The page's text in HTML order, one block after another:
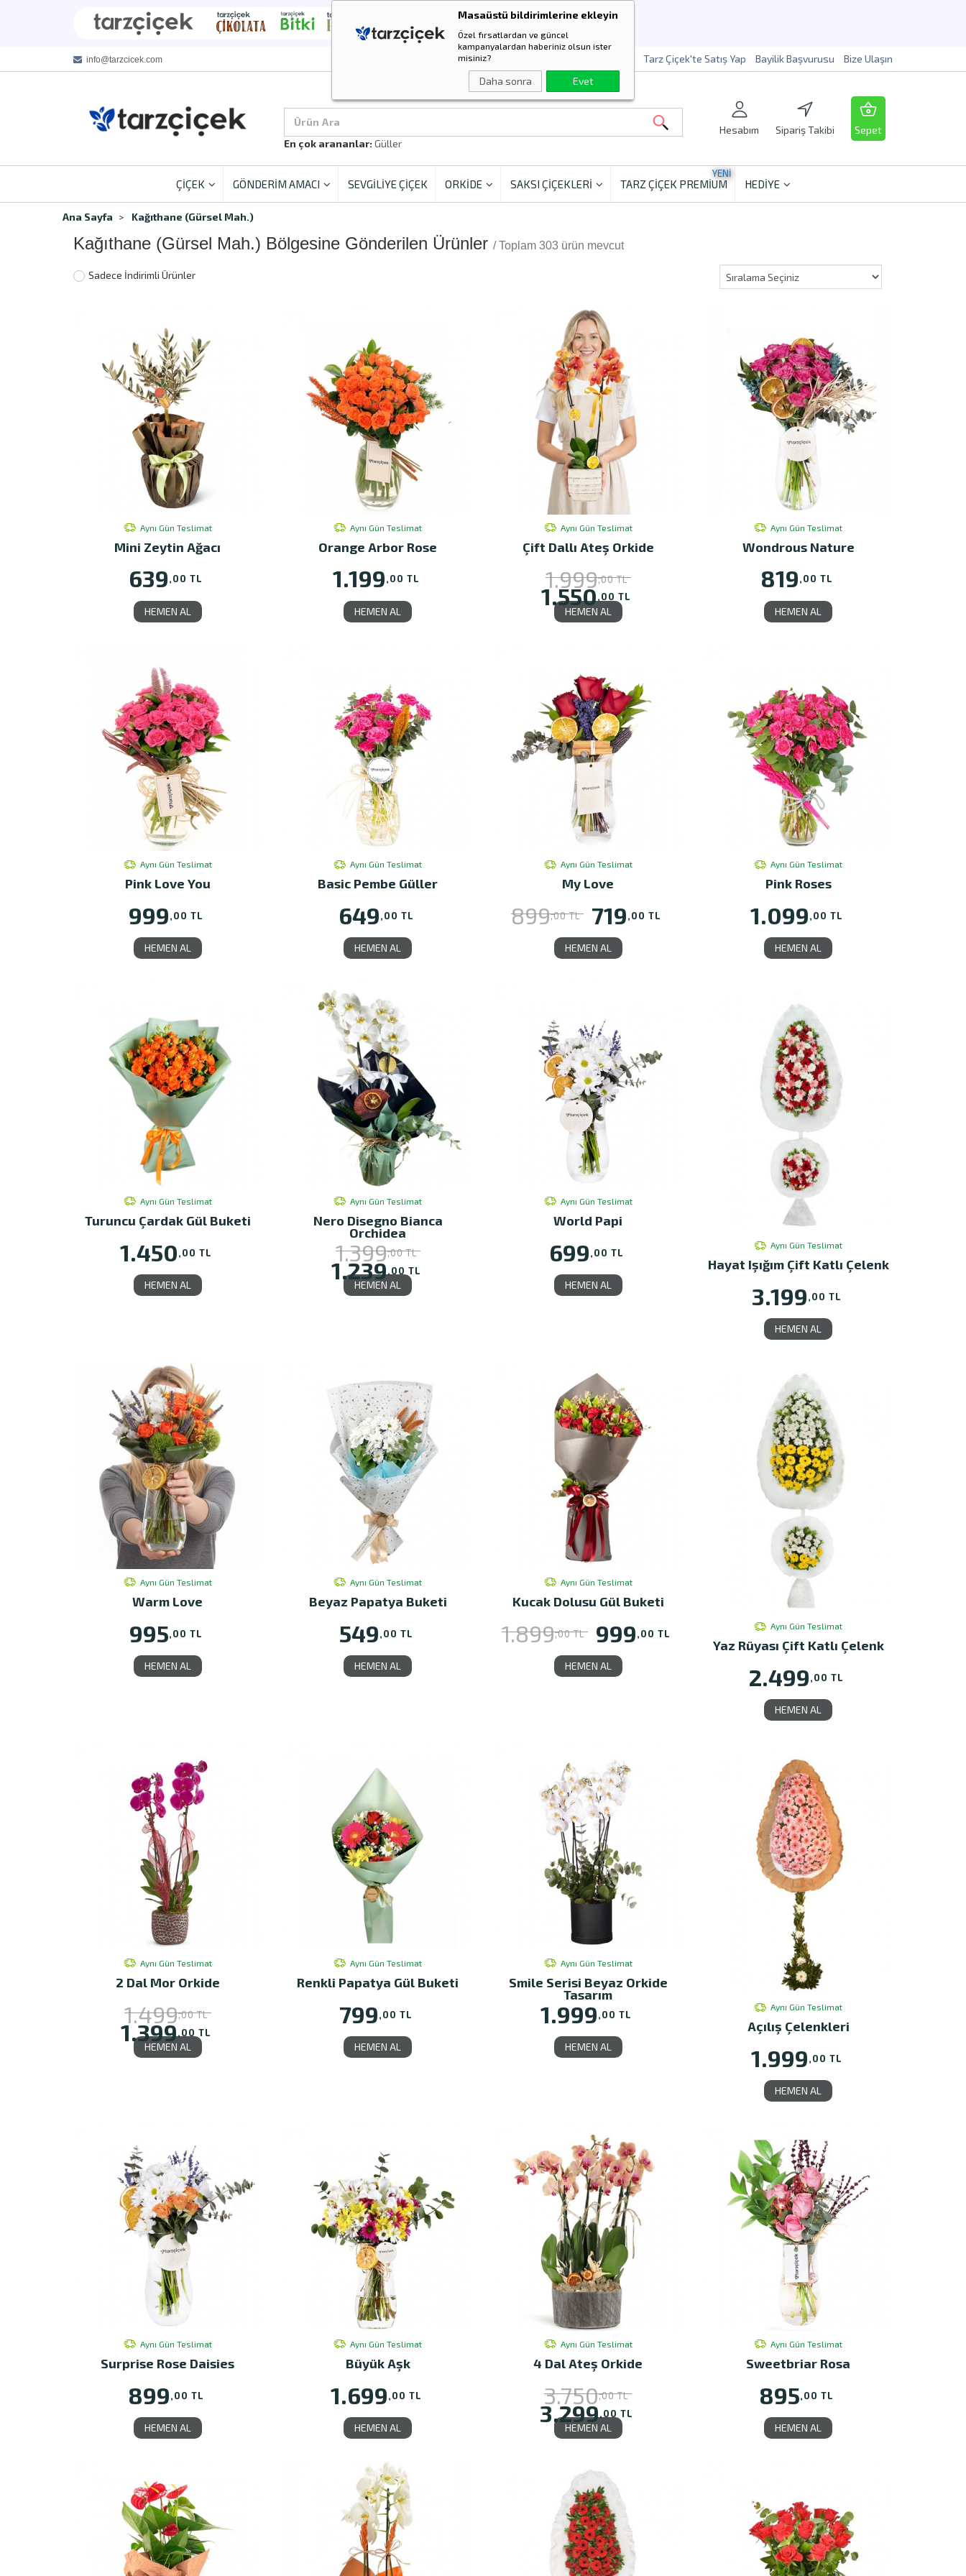
Masaüstü bildirimlerine ekleyin
Özel fırsatlardan ve güncel
kampanyalardan haberiniz olsun ister
misiniz?
Daha sonra Evet
info@tarzcicek.com Tarz Çiçek'te Satış Yap Bayilik Başvurusu Bize Ulaşın
Ürün Ara
En çok arananlar: Güller
Hesabım Sipariş Takibi Sepet
ÇİÇEK GÖNDERİM AMACI SEVGİLİYE ÇİÇEK ORKİDE SAKSI ÇİÇEKLERİ TARZ ÇİÇEK PREMİUM
YENİ
HEDİYE
Ana Sayfa Kağıthane (Gürsel Mah.)
Kağıthane (Gürsel Mah.) Bölgesine Gönderilen Ürünler / Toplam 303 ürün mevcut
Sadece İndirimli Ürünler
Aynı Gün Teslimat
Mini Zeytin Ağacı
639,00 TL
HEMEN AL
Aynı Gün Teslimat
Orange Arbor Rose
1.199,00 TL
HEMEN AL
Aynı Gün Teslimat
Çift Dallı Ateş Orkide
1.999,00 TL
1.550,00 TL
HEMEN AL
Aynı Gün Teslimat
Wondrous Nature
819,00 TL
HEMEN AL
Aynı Gün Teslimat
Pink Love You
999,00 TL
HEMEN AL
Aynı Gün Teslimat
Basic Pembe Güller
649,00 TL
HEMEN AL
Aynı Gün Teslimat
My Love
899,00 TL 719,00 TL
HEMEN AL
Aynı Gün Teslimat
Pink Roses
1.099,00 TL
HEMEN AL
Aynı Gün Teslimat
Turuncu Çardak Gül Buketi
1.450,00 TL
HEMEN AL
Aynı Gün Teslimat
Nero Disegno Bianca
Orchidea
1.399,00 TL
1.239,00 TL
HEMEN AL
Aynı Gün Teslimat
World Papi
699,00 TL
HEMEN AL
Aynı Gün Teslimat
Hayat Işığım Çift Katlı Çelenk
3.199,00 TL
HEMEN AL
Aynı Gün Teslimat
Warm Love
995,00 TL
HEMEN AL
Aynı Gün Teslimat
Beyaz Papatya Buketi
549,00 TL
HEMEN AL
Aynı Gün Teslimat
Kucak Dolusu Gül Buketi
1.899,00 TL 999,00 TL
HEMEN AL
Aynı Gün Teslimat
Yaz Rüyası Çift Katlı Çelenk
2.499,00 TL
HEMEN AL
Aynı Gün Teslimat
2 Dal Mor Orkide
1.499,00 TL
1.399,00 TL
HEMEN AL
Aynı Gün Teslimat
Renkli Papatya Gül Buketi
799,00 TL
HEMEN AL
Aynı Gün Teslimat
Smile Serisi Beyaz Orkide
Tasarım
1.999,00 TL
HEMEN AL
Aynı Gün Teslimat
Açılış Çelenkleri
1.999,00 TL
HEMEN AL
Aynı Gün Teslimat
Surprise Rose Daisies
899,00 TL
HEMEN AL
Aynı Gün Teslimat
Büyük Aşk
1.699,00 TL
HEMEN AL
Aynı Gün Teslimat
4 Dal Ateş Orkide
3.750,00 TL
3.299,00 TL
HEMEN AL
Aynı Gün Teslimat
Sweetbriar Rosa
895,00 TL
HEMEN AL